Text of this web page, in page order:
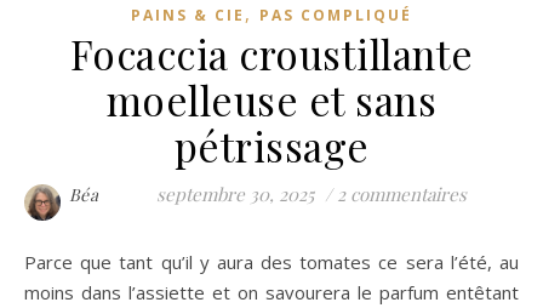
PAINS & CIE , PAS COMPLIQUÉ
Focaccia croustillante
moelleuse et sans
pétrissage
Béa septembre 30, 2025 / 2 commentaires
Parce que tant qu’il y aura des tomates ce sera l’été, au
moins dans l’assiette et on savourera le parfum entêtant